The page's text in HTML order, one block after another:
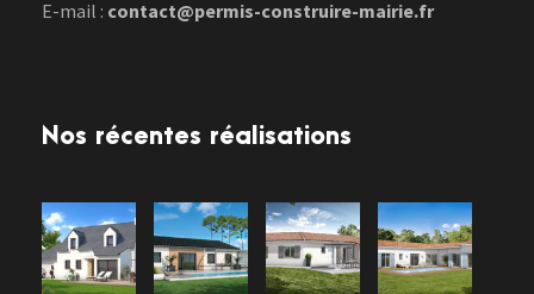
E-mail : contact@permis-construire-mairie.fr
Nos récentes réalisations